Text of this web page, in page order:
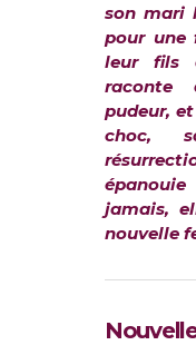
son mari
pour une
leur fils
raconte
pudeur,
choc,
jamais,
nouvelle